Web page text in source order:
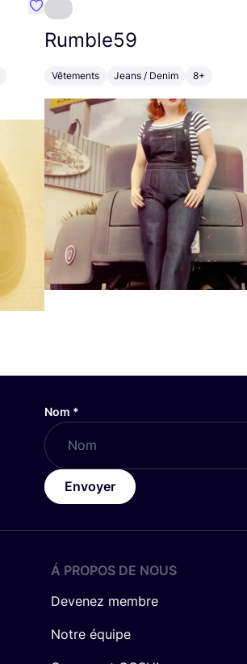
Préféré {nom}
Rumble59
Vêtements Jeans / Denim 8+
Nom *
Envoyer
Á PROPOS DE NOUS
Devenez membre
Notre équipe